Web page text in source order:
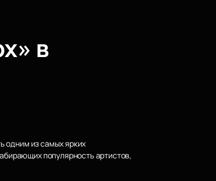
в
одним из самых ярких
популярность артистов,